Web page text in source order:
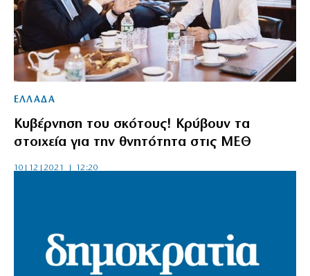
ΕΛΛΑΔΑ
Κυβέρνηση του σκότους! Κρύβουν τα
στοιχεία για την θνητότητα στις ΜΕΘ
10|12|2021 | 12:20